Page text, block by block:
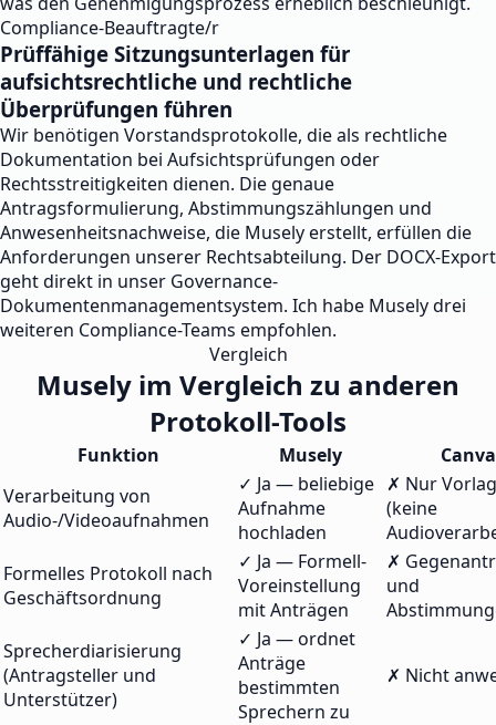
Compliance-Beauftragte/r
Prüffähige Sitzungsunterlagen für
aufsichtsrechtliche und rechtliche
Überprüfungen führen
Wir benötigen Vorstandsprotokolle, die als rechtliche
Dokumentation bei Aufsichtsprüfungen oder
Rechtsstreitigkeiten dienen. Die genaue
Antragsformulierung, Abstimmungszählungen und
Anwesenheitsnachweise, die Musely erstellt, erfüllen die
Anforderungen unserer Rechtsabteilung. Der DOCX-Export
geht direkt in unser Governance-
Dokumentenmanagementsystem. Ich habe Musely drei
weiteren Compliance-Teams empfohlen.
Vergleich
Musely im Vergleich zu anderen
Protokoll-Tools
Funktion Musely
Canva
Verarbeitung von
Audio-/Videoaufnahmen
✓ Ja — beliebige
Aufnahme
hochladen
✗ Nur
(keine
Formelles Protokoll nach
Geschäftsordnung
✓ Ja — Formell-
Voreinstellung
mit Anträgen
✗
und
Sprecherdiarisierung
(Antragsteller und
Unterstützer)
✓ Ja — ordnet
Anträge
bestimmten
Sprechern zu
✗ Nicht